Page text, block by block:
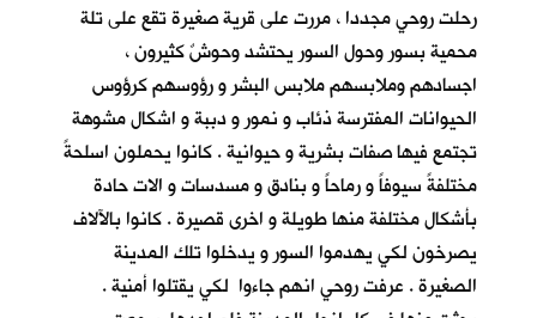
رحلت روحي مجددا ، مررت على قرية صغيرة تقع على تلة
محمية بسور وحول السور يحتشد وحوشٌ كثيرون ،
اجسادهم وملابسهم ملابس البشر و رؤوسهم كرؤوس
الحيوانات المفترسة ذئاب و نمور و دببة و اشكال مشوهة
تجتمع فيها صفات بشرية و حيوانية . كانوا يحملون اسلحةً
مختلفةً سيوفاً و رماحاً و بنادق و مسدسات و الات حادة
بأشكال مختلفة منها طويلة و اخرى قصيرة . كانوا بالآلاف
يصرخون لكي يهدموا السور و يدخلوا تلك المدينة
الصغيرة . عرفت روحي انهم جاءوا لكي يقتلوا أمنية .